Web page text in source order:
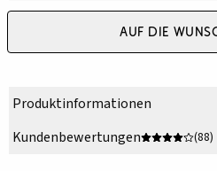
Auf die
Produktinformationen
Kundenbewertungen
(88)